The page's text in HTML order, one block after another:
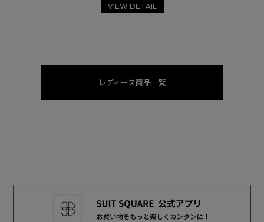
VIEW DETAIL
レディース商品一覧